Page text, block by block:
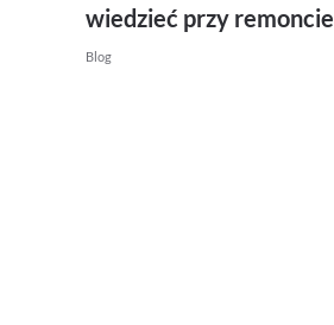
wiedzieć przy
Blog